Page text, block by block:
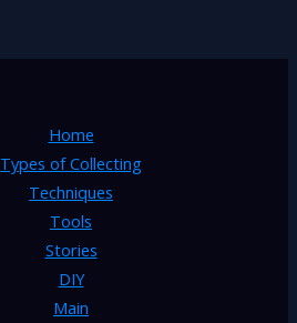
Home
Types of Collecting
Techniques
Tools
Stories
DIY
Main